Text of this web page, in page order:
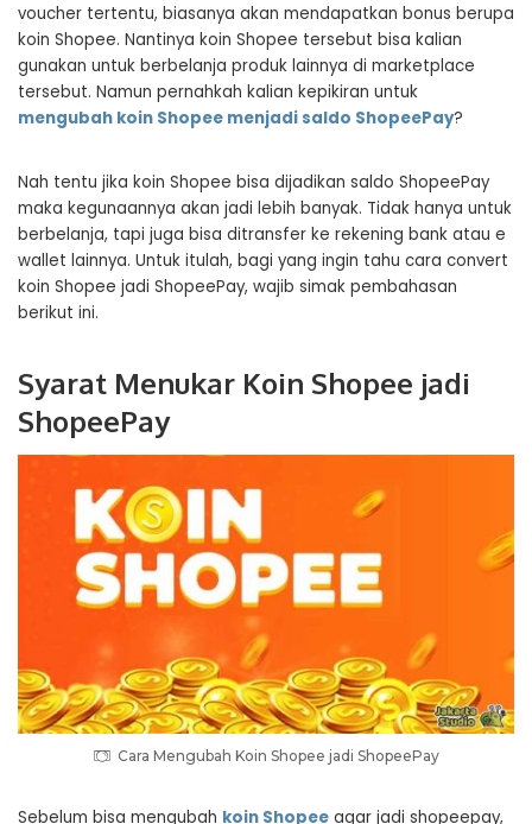
voucher tertentu, biasanya akan mendapatkan bonus berupa
koin Shopee. Nantinya koin Shopee tersebut bisa kalian
gunakan untuk berbelanja produk lainnya di marketplace
tersebut. Namun pernahkah kalian kepikiran untuk
mengubah koin Shopee menjadi saldo ShopeePay?
Nah tentu jika koin Shopee bisa dijadikan saldo ShopeePay
maka kegunaannya akan jadi lebih banyak. Tidak hanya untuk
berbelanja, tapi juga bisa ditransfer ke rekening bank atau e
wallet lainnya. Untuk itulah, bagi yang ingin tahu cara convert
koin Shopee jadi ShopeePay, wajib simak pembahasan
berikut ini.
Syarat Menukar Koin Shopee jadi
ShopeePay
Cara Mengubah Koin Shopee jadi ShopeePay
Sebelum bisa mengubah koin Shopee agar jadi shopeepay,